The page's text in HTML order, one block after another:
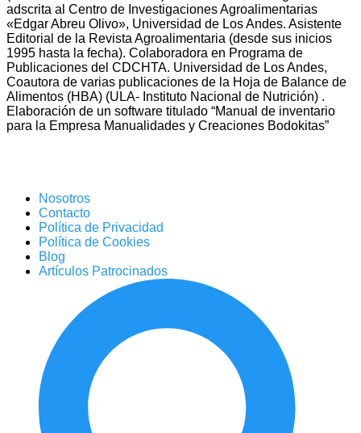
adscrita al Centro de Investigaciones Agroalimentarias
«Edgar Abreu Olivo», Universidad de Los Andes. Asistente
Editorial de la Revista Agroalimentaria (desde sus inicios
1995 hasta la fecha). Colaboradora en Programa de
Publicaciones del CDCHTA. Universidad de Los Andes,
Coautora de varias publicaciones de la Hoja de Balance de
Alimentos (HBA) (ULA- Instituto Nacional de Nutrición) .
Elaboración de un software titulado “Manual de inventario
para la Empresa Manualidades y Creaciones Bodokitas”
Nosotros
Contacto
Política de Privacidad
Política de Cookies
Blog
Artículos Patrocinados